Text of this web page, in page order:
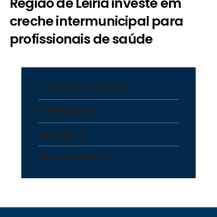
creche intermunicipal para
profissionais de saúde
CIM REGIÃO DE LEIRIA
ATRIBUIÇÕES
ORGÂNICA
RECRUTAMENTO